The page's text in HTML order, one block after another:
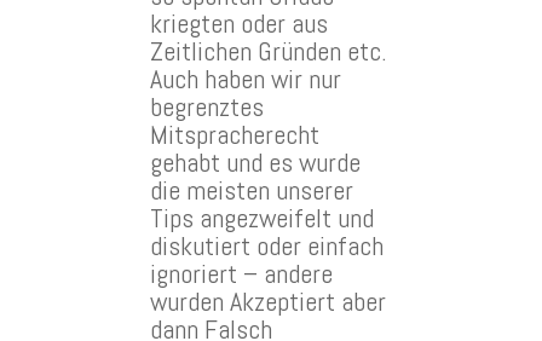
kriegten oder aus
Zeitlichen Gründen etc.
Auch haben wir nur
begrenztes
Mitspracherecht
gehabt und es wurde
die meisten unserer
Tips angezweifelt und
diskutiert oder einfach
ignoriert – andere
wurden Akzeptiert aber
dann Falsch